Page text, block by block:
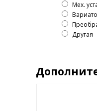
Мех.
Другая